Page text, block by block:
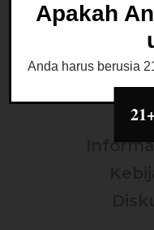
Kategori:LIQUID
Apakah
Anda harus berusia